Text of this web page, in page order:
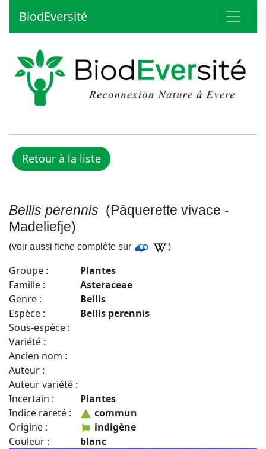
BiodEversité
Bellis perennis (Pâquerette vivace -
Madeliefje)
(voir aussi fiche complète sur )
Groupe :
Plantes
Famille :
Asteraceae
Genre :
Bellis
Espèce :
Bellis perennis
Sous-espèce :
Variété :
Ancien nom :
Auteur :
Auteur variété :
Incertain :
Plantes
Indice rareté :
commun
Origine :
indigène
Couleur :
blanc